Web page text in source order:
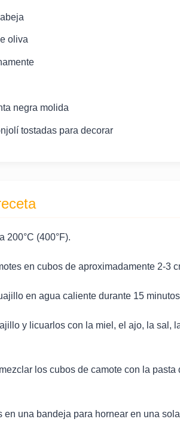
oliva
negra molida
tostadas para decorar
200°C (400°F).
en cubos de aproximadamente 2-3
en agua caliente durante 15
y licuarlos con la miel, el ajo, la sal,
los cubos de camote con la
en una bandeja para hornear en una